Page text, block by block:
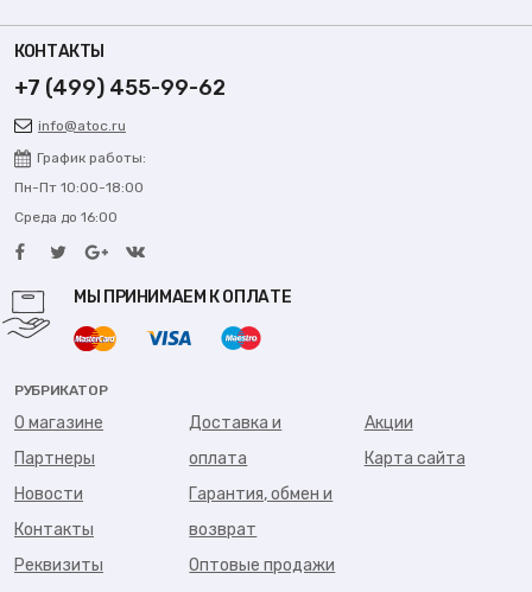
КОНТАКТЫ
+7 (499) 455-99-62
info@atoc.ru
График работы:
Пн-Пт 10:00-18:00
Среда до 16:00
МЫ ПРИНИМАЕМ К ОПЛАТЕ
РУБРИКАТОР
О магазине
Партнеры
Новости
Контакты
Реквизиты
Доставка и
оплата
Гарантия, обмен и
возврат
Оптовые продажи
Акции
Карта сайта